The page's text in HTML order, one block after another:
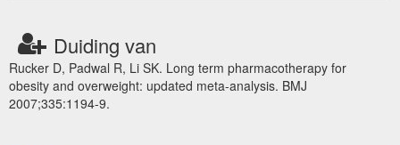
Duiding van
Rucker D, Padwal R, Li SK. Long term pharmacotherapy for
obesity and overweight: updated meta-analysis. BMJ
2007;335:1194-9.